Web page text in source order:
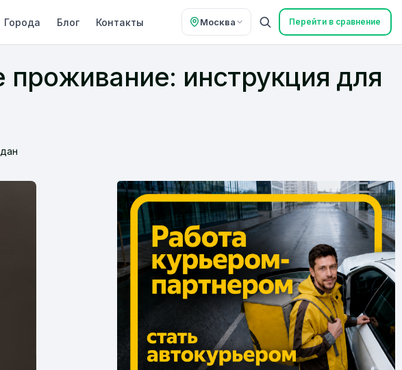
Города Блог Контакты Москва Перейти в сравнение
инструкция для